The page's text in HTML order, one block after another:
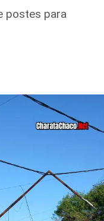
postes para